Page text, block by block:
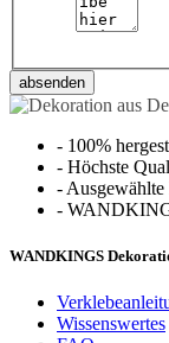
absenden
- 100%
- Höchste
-
-
WANDKINGS
Wissenswertes